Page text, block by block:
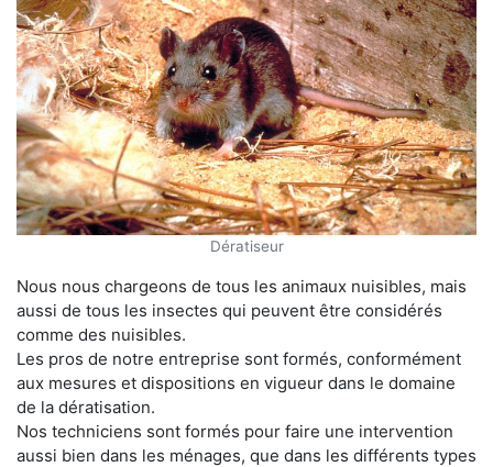
Dératiseur
Nous nous chargeons de tous les animaux nuisibles, mais
aussi de tous les insectes qui peuvent être considérés
comme des nuisibles.
Les pros de notre entreprise sont formés, conformément
aux mesures et dispositions en vigueur dans le domaine
de la dératisation.
Nos techniciens sont formés pour faire une intervention
aussi bien dans les ménages, que dans les différents types